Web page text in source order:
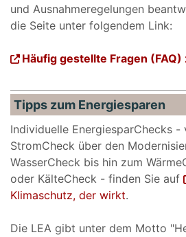
und Ausnahmeregelungen
die Seite unter folgendem Link:
Häufig gestellte Fragen
Tipps zum Energiesparen
Individuelle EnergiesparChecks -
StromCheck über den
WasserCheck bis hin zum
oder KälteCheck - finden Sie auf
Klimaschutz, der wirkt.
Die LEA gibt unter dem Motto